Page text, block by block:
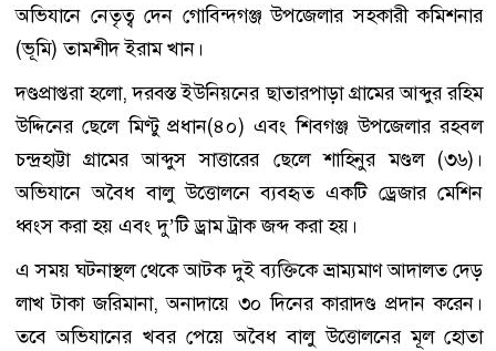
অভিযানে নেতৃত্ব দেন গোবিন্দগঞ্জ উপজেলার সহকারী কমিশনার
(ভূমি) তামশীদ ইরাম খান।
দণ্ডপ্রাপ্তরা হলো, দরবস্ত ইউনিয়নের ছাতারপাড়া গ্রামের আব্দুর রহিম
উদ্দিনের ছেলে মিণ্টু প্রধান(৪০) এবং শিবগঞ্জ উপজেলার রহবল
চন্দ্রহাট্টা গ্রামের আব্দুস সাত্তারের ছেলে শাহিনুর মণ্ডল (৩৬)।
অভিযানে অবৈধ বালু উত্তোলনে ব্যবহৃত একটি ড্রেজার মেশিন
ধ্বংস করা হয় এবং দু’টি ড্রাম ট্রাক জব্দ করা হয়।
এ সময় ঘটনাস্থল থেকে আটক দুই ব্যক্তিকে ভ্রাম্যমাণ আদালত দেড়
লাখ টাকা জরিমানা, অনাদায়ে ৩০ দিনের কারাদণ্ড প্রদান করেন।
তবে অভিযানের খবর পেয়ে অবৈধ বালু উত্তোলনের মূল হোতা